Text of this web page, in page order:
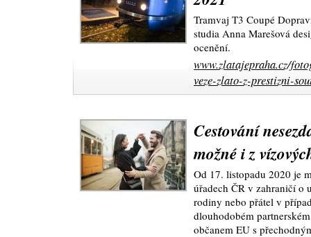
Tramvaj T3 Coupé
studia Anna Marešová
ocenění.
www.zlatajepraha.cz/
veze-zlato-z-prestizni-
Cestování
možné i z
Od 17. listopadu 2020 je
úřadech ČR v zahraničí o
rodiny nebo přátel v
dlouhodobém
občanem EU s